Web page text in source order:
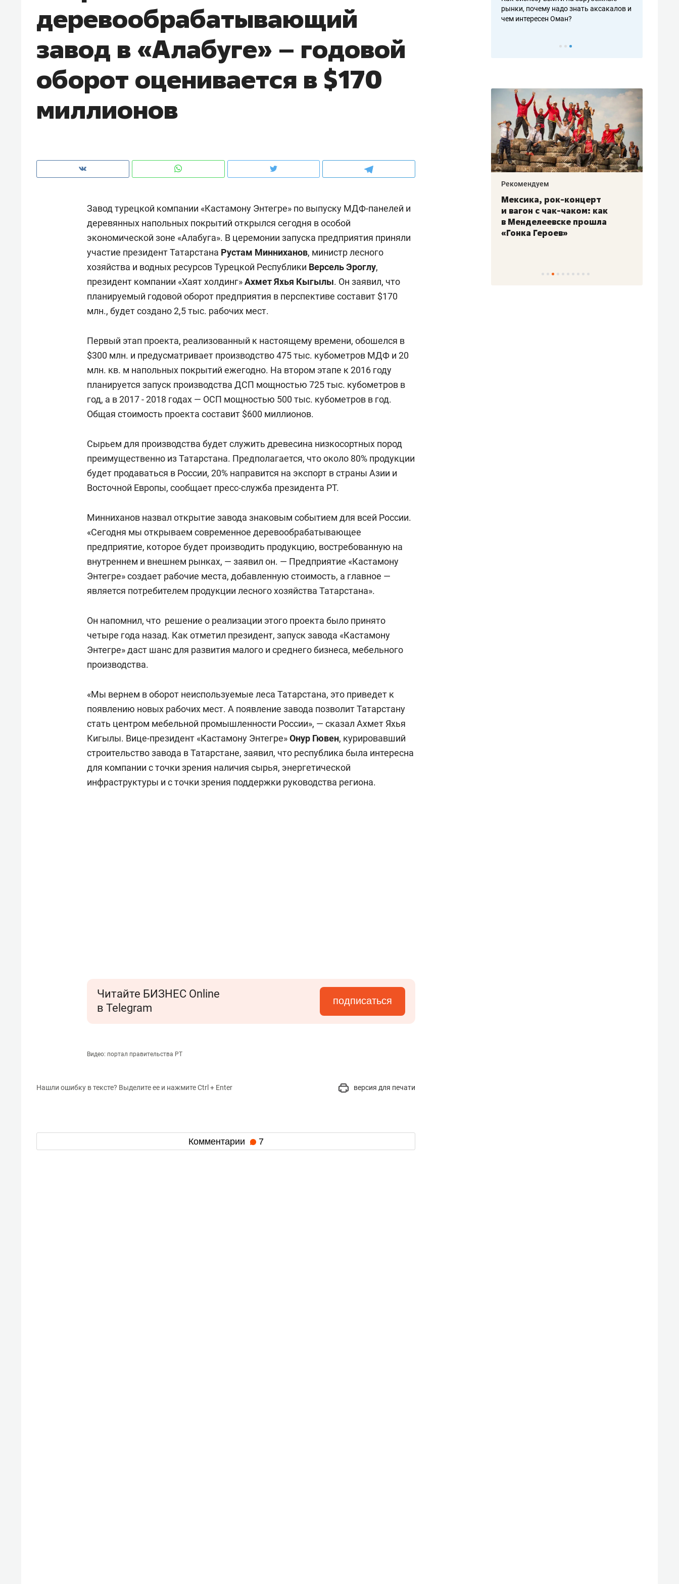
деревообрабатывающий
завод в «Алабуге» – годовой
оборот оценивается в $170
миллионов
Завод турецкой компании «Кастамону Энтегре» по выпуску МДФ-панелей и
деревянных напольных покрытий открылся сегодня в особой
экономической зоне «Алабуга». В церемонии запуска предприятия приняли
участие президент Татарстана Рустам Минниханов, министр лесного
хозяйства и водных ресурсов Турецкой Республики Версель Эроглу,
президент компании «Хаят холдинг»Ахмет Яхья Кыгылы. Он заявил, что
планируемый годовой оборот предприятия в перспективе составит $170
млн., будет создано 2,5 тыс. рабочих мест.
Первый этап проекта, реализованный к настоящему времени, обошелся в
$300 млн. и предусматривает производство 475 тыс. кубометров МДФ и 20
млн. кв. м напольных покрытий ежегодно. На втором этапе к 2016 году
планируется запуск производства ДСП мощностью 725 тыс. кубометров в
год, а в 2017 - 2018 годах — ОСП мощностью 500 тыс. кубометров в год.
Общая стоимость проекта составит $600 миллионов.
Сырьем для производства будет служить древесина низкосортных пород
преимущественно из Татарстана. Предполагается, что около 80% продукции
будет продаваться в России, 20% направится на экспорт в страны Азии и
Восточной Европы, сообщает пресс-служба президента РТ.
Минниханов назвал открытие завода знаковым событием для всей России.
«Сегодня мы открываем современное деревообрабатывающее
предприятие, которое будет производить продукцию, востребованную на
внутреннем и внешнем рынках, — заявил он. — Предприятие «Кастамону
Энтегре» создает рабочие места, добавленную стоимость, а главное —
является потребителем продукции лесного хозяйства Татарстана».
Он напомнил, что решение о реализации этого проекта было принято
четыре года назад. Как отметил президент, запуск завода «Кастамону
Энтегре» даст шанс для развития малого и среднего бизнеса, мебельного
производства.
«Мы вернем в оборот неиспользуемые леса Татарстана, это приведет к
появлению новых рабочих мест. А появление завода позволит Татарстану
стать центром мебельной промышленности России», — сказал Ахмет Яхья
Кигылы. Вице-президент «Кастамону Энтегре»Онур Гювен, курировавший
строительство завода в Татарстане, заявил, что республика была интересна
для компании с точки зрения наличия сырья, энергетической
инфраструктуры и с точки зрения поддержки руководства региона.
Читайте БИЗНЕС Online
в Telegram
подписаться
Видео: портал правительства РТ
Нашли ошибку в тексте? Выделите ее и нажмите Ctrl + Enter версия для печати
Комментарии 7
рынки, почему надо знать аксакалов и
чем интересен Оман?
о трехкратном росте цен, дотошных
клиентах и чудных запросах мастеров
рынки, почему надо знать аксакалов и
чем интересен Оман?
создают оазис жилого
комфорта под Казанью
ID вместо ключа: какой будет
безопасность в ЖК «Нова»
природе, работа
с ментальным и физическим
антихрупких команд
Рекомендуем
Мексика, рок-концерт
и вагон с чак-чаком: как
в Менделеевске прошла
«Гонка Героев»